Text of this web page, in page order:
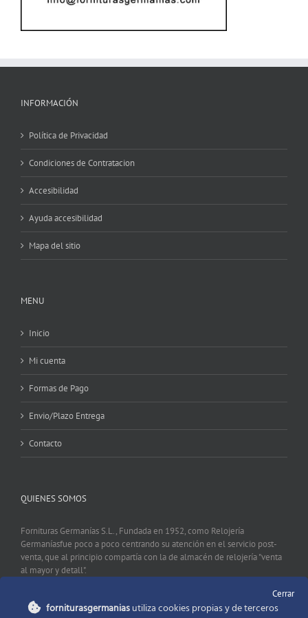
INFORMACIÓN
Política de Privacidad
Condiciones de Contratacion
Accesibilidad
Ayuda accesibilidad
Mapa del sitio
MENU
Inicio
Mi cuenta
Formas de Pago
Envio/Plazo Entrega
Contacto
QUIENES SOMOS
Fornituras Germanías S.L., Fundada en 1952, como Relojería
Germaníasfue poco a poco centrando su atención en el servicio post-
venta, que al principio compartía con la de almacén de relojería "venta
al mayor y detall".
Cerrar
forniturasgermaniasutiliza cookies propias y de terceros